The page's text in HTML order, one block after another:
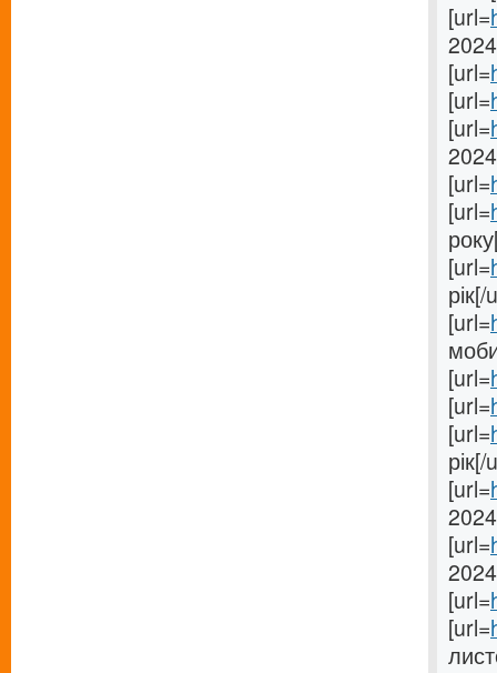
[url=
[url=
[url=
[url=
[url=
[url=
[url=
рік[/
[url=
[url=
[url=
[url=
рік[/
[url=
[url=
[url=
[url=